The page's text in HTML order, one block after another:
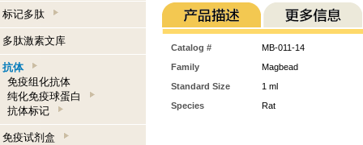
标记多肽
多肽激素文库
抗体
免疫组化抗体
纯化免疫球蛋白
抗体标记
免疫试剂盒
Catalog #
MB-011-14
Family
Magbead
Standard Size
1 ml
Species
Rat